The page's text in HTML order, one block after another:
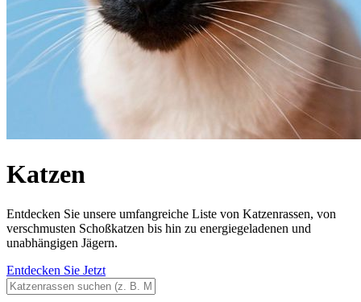
Katzen
Entdecken Sie unsere umfangreiche Liste von Katzenrassen, von
verschmusten Schoßkatzen bis hin zu energiegeladenen und
unabhängigen Jägern.
Entdecken Sie Jetzt